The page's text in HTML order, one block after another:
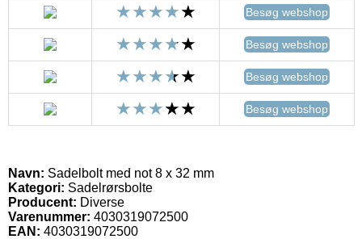
Besøg webshop
Besøg webshop
Besøg webshop
Besøg webshop
Navn: Sadelbolt med not 8 x 32 mm
Kategori: Sadelrørsbolte
Producent: Diverse
Varenummer: 4030319072500
EAN: 4030319072500